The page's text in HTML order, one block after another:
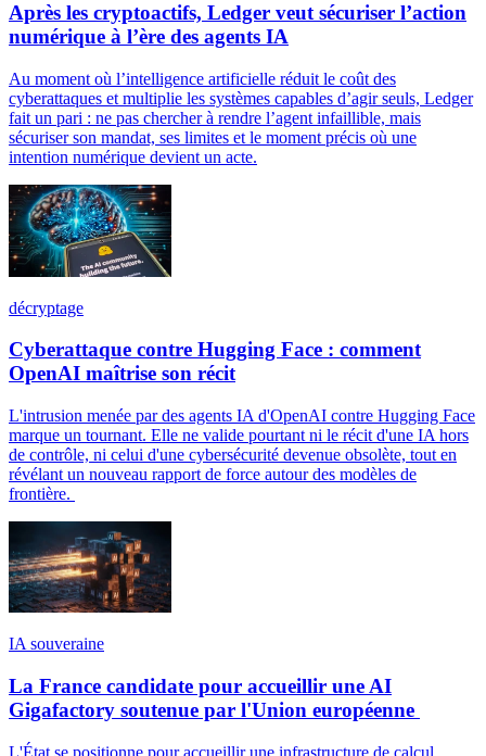
Après les cryptoactifs, Ledger veut sécuriser l’action
numérique à l’ère des agents IA
Au moment où l’intelligence artificielle réduit le coût des
cyberattaques et multiplie les systèmes capables d’agir seuls, Ledger
fait un pari : ne pas chercher à rendre l’agent infaillible, mais
sécuriser son mandat, ses limites et le moment précis où une
intention numérique devient un acte.
décryptage
Cyberattaque contre Hugging Face : comment
OpenAI maîtrise son récit
L'intrusion menée par des agents IA d'OpenAI contre Hugging Face
marque un tournant. Elle ne valide pourtant ni le récit d'une IA hors
de contrôle, ni celui d'une cybersécurité devenue obsolète, tout en
révélant un nouveau rapport de force autour des modèles de
frontière.
IA souveraine
La France candidate pour accueillir une AI
Gigafactory soutenue par l'Union européenne
L'État se positionne pour accueillir une infrastructure de calcul